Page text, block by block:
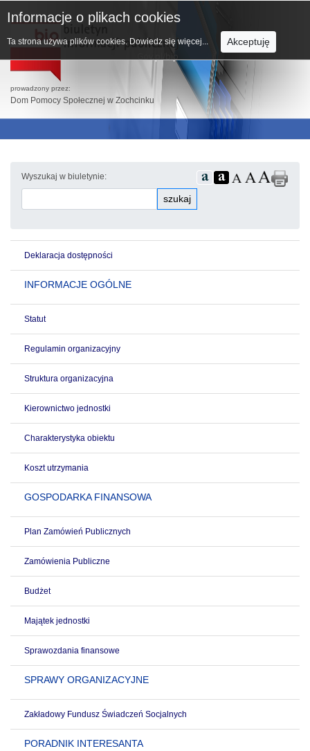
prowadzony przez:
Dom Pomocy Społecznej w Zochcinku
Wyszukaj w biuletynie:
szukaj
Deklaracja dostępności
INFORMACJE OGÓLNE
Statut
Regulamin organizacyjny
Struktura organizacyjna
Kierownictwo jednostki
Charakterystyka obiektu
Koszt utrzymania
GOSPODARKA FINANSOWA
Plan Zamówień Publicznych
Zamówienia Publiczne
Budżet
Majątek jednostki
Sprawozdania finansowe
SPRAWY ORGANIZACYJNE
Zakładowy Fundusz Świadczeń Socjalnych
PORADNIK INTERESANTA
Informacje o plikach cookies
Ta strona używa plików cookies. Dowiedz się więcej... Akceptuję